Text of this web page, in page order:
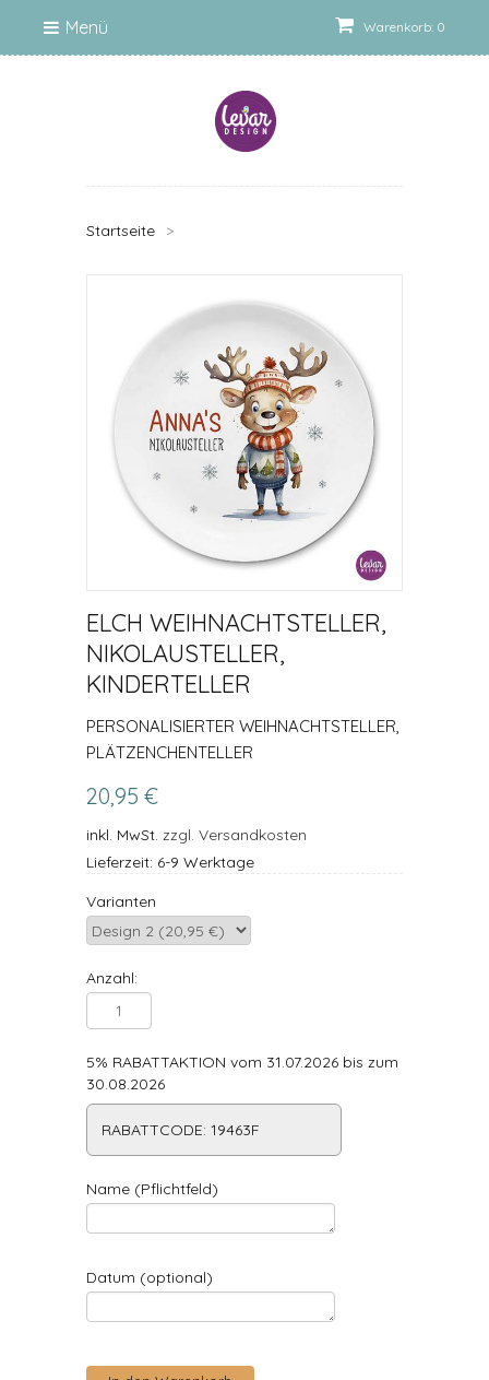
Warenkorb: 0
Menü
Startseite >
ELCH WEIHNACHTSTELLER,
NIKOLAUSTELLER,
KINDERTELLER
PERSONALISIERTER WEIHNACHTSTELLER,
PLÄTZENCHENTELLER
20,95 €
inkl. MwSt. zzgl. Versandkosten
Lieferzeit: 6-9 Werktage
Varianten
Anzahl:
5% RABATTAKTION vom 31.07.2026 bis zum
30.08.2026
RABATTCODE: 19463F
Name (Pflichtfeld)
Datum (optional)